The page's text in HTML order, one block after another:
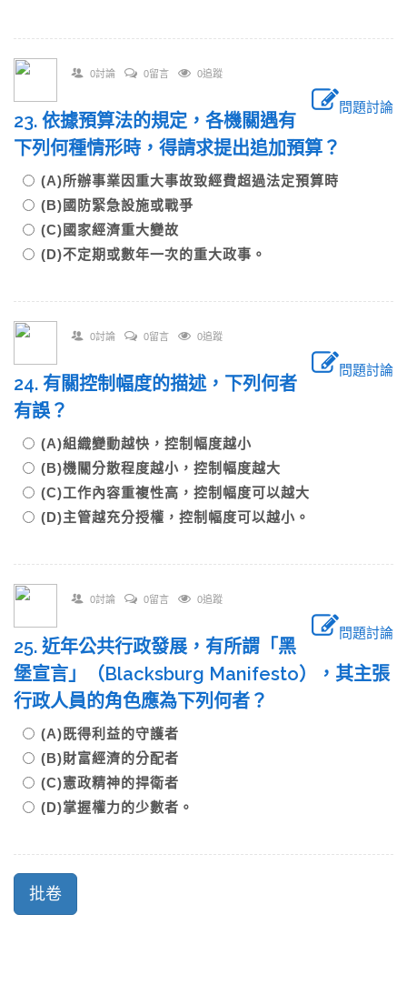
0討論 0留言 0追蹤
問題討論
23. 依據預算法的規定，各機關遇有
下列何種情形時，得請求提出追加預算？
(A)所辦事業因重大事故致經費超過法定預算時
(B)國防緊急設施或戰爭
(C)國家經濟重大變故
(D)不定期或數年一次的重大政事。
0討論 0留言 0追蹤
問題討論
24. 有關控制幅度的描述，下列何者
有誤？
(A)組織變動越快，控制幅度越小
(B)機關分散程度越小，控制幅度越大
(C)工作內容重複性高，控制幅度可以越大
(D)主管越充分授權，控制幅度可以越小。
0討論 0留言 0追蹤
問題討論
25. 近年公共行政發展，有所謂「黑
堡宣言」（Blacksburg Manifesto），其主張
行政人員的角色應為下列何者？
(A)既得利益的守護者
(B)財富經濟的分配者
(C)憲政精神的捍衛者
(D)掌握權力的少數者。